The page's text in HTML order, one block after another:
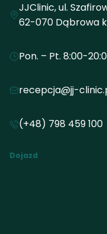
JJClinic, ul.
62-070 Dąbrowa
Pon. – Pt. 8:00-
recepcja@jj-
(+48) 798 459 100
Dojazd